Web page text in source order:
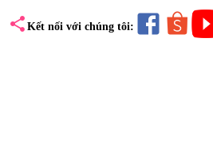
share Kết nối với chúng tôi: